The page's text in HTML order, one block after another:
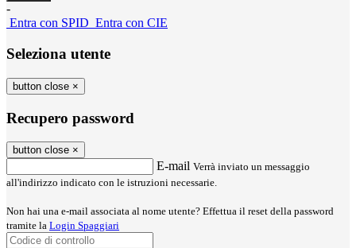
-
Entra con SPID Entra con CIE
Seleziona utente
button close ×
Recupero password
button close ×
E-mail Verrà inviato un messaggio
all'indirizzo indicato con le istruzioni necessarie.
Non hai una e-mail associata al nome utente? Effettua il reset della password
tramite la Login Spaggiari